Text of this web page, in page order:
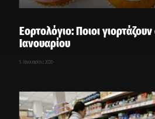
Εορτολόγιο: Ποιοι
Ιανουαρίου
5 Ιανουαρίου, 2026